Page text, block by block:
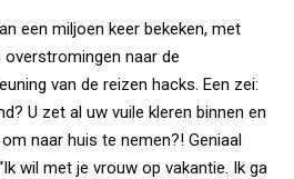
een miljoen keer bekeken, met
overstromingen naar de
van de reizen hacks. Een zei:
U zet al uw vuile kleren binnen en
naar huis te nemen?! Geniaal
wil met je vrouw op vakantie. Ik ga